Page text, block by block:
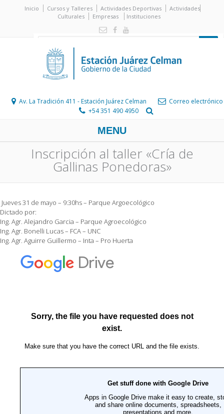
Inicio Cursos y Talleres Actividades Deportivas
Actividades
Culturales
Empresas Instituciones
Av. La Tradición 411 - Estación Juárez Celman
Correo electrónico
+54 351 490 4950
MENU
Inscripción al taller «Cría de
Gallinas Ponedoras»
Jueves 31 de mayo – 9:30hs – Parque Argoecológico
Dictado por:
Ing. Agr. Alejandro Garcia – Parque Agroecológico
Ing. Agr. Bonelli Lucas – FCA – UNC
Ing. Agr. Aguirre Guillermo – Inta – Pro Huerta